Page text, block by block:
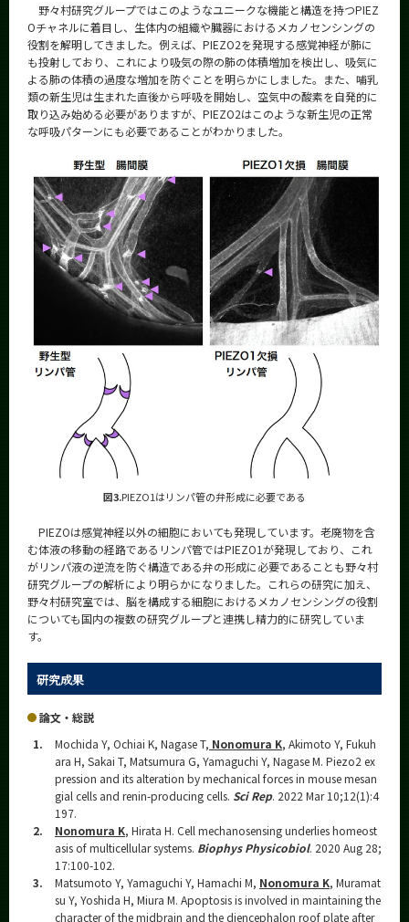
野々村研究グループではこのようなユニークな機能と構造を持つPIEZ
Oチャネルに着目し、生体内の組織や臓器におけるメカノセンシングの
役割を解明してきました。例えば、PIEZO2を発現する感覚神経が肺に
も投射しており、これにより吸気の際の肺の体積増加を検出し、吸気に
よる肺の体積の過度な増加を防ぐことを明らかにしました。また、哺乳
類の新生児は生まれた直後から呼吸を開始し、空気中の酸素を自発的に
取り込み始める必要がありますが、PIEZO2はこのような新生児の正常
な呼吸パターンにも必要であることがわかりました。
図3.PIEZO1はリンパ管の弁形成に必要である
PIEZOは感覚神経以外の細胞においても発現しています。老廃物を含
む体液の移動の経路であるリンパ管ではPIEZO1が発現しており、これ
がリンパ液の逆流を防ぐ構造である弁の形成に必要であることも野々村
研究グループの解析により明らかになりました。これらの研究に加え、
野々村研究室では、脳を構成する細胞におけるメカノセンシングの役割
についても国内の複数の研究グループと連携し精力的に研究していま
す。
研究成果
論文・総説
1.
Mochida Y, Ochiai K, Nagase T, Nonomura K, Akimoto Y, Fukuh
ara H, Sakai T, Matsumura G, Yamaguchi Y, Nagase M. Piezo2 ex
pression and its alteration by mechanical forces in mouse mesan
gial cells and renin-producing cells. Sci Rep. 2022 Mar 10;12(1):4
197.
2.
Nonomura K, Hirata H. Cell mechanosensing underlies homeost
asis of multicellular systems. Biophys Physicobiol. 2020 Aug 28;
17:100-102.
3.
Matsumoto Y, Yamaguchi Y, Hamachi M, Nonomura K, Muramat
su Y, Yoshida H, Miura M. Apoptosis is involved in maintaining the
character of the midbrain and the diencephalon roof plate after